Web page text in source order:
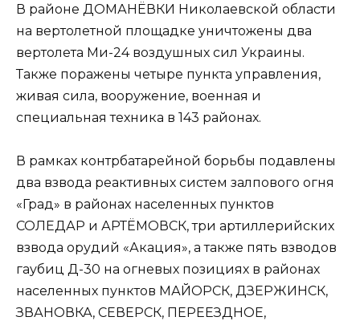
В районе ДОМАНЁВКИ Николаевской области
на вертолетной площадке уничтожены два
вертолета Ми-24 воздушных сил Украины.
Также поражены четыре пункта управления,
живая сила, вооружение, военная и
специальная техника в 143 районах.
В рамках контрбатарейной борьбы подавлены
два взвода реактивных систем залпового огня
«Град» в районах населенных пунктов
СОЛЕДАР и АРТЁМОВСК, три артиллерийских
взвода орудий «Акация», а также пять взводов
гаубиц Д-30 на огневых позициях в районах
населенных пунктов МАЙОРСК, ДЗЕРЖИНСК,
ЗВАНОВКА, СЕВЕРСК, ПЕРЕЕЗДНОЕ,